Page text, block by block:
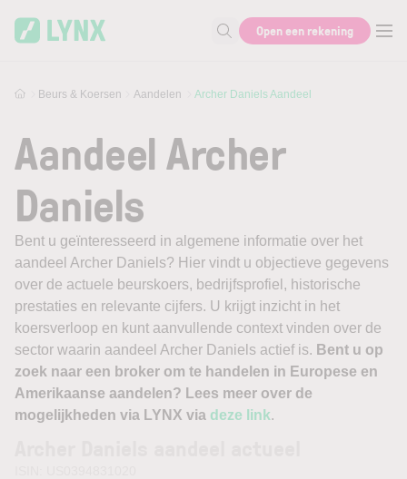
Zoek naar informatie
Open een rekening
Beurs & Koersen Aandelen Archer Daniels Aandeel
Aandeel Archer
Daniels
Bent u geïnteresseerd in algemene informatie over het
aandeel Archer Daniels? Hier vindt u objectieve gegevens
over de actuele beurskoers, bedrijfsprofiel, historische
prestaties en relevante cijfers. U krijgt inzicht in het
koersverloop en kunt aanvullende context vinden over de
sector waarin aandeel Archer Daniels actief is. Bent u op
zoek naar een broker om te handelen in Europese en
Amerikaanse aandelen? Lees meer over de
mogelijkheden via LYNX via deze link.